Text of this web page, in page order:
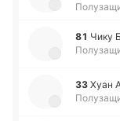
81 Чику
33 Хуан